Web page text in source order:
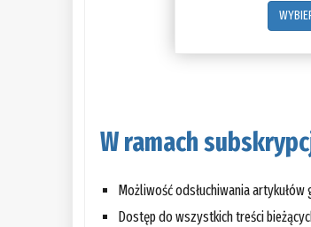
W ramach
Możliwość odsłuchiwania
Dostęp do wszystkich treści